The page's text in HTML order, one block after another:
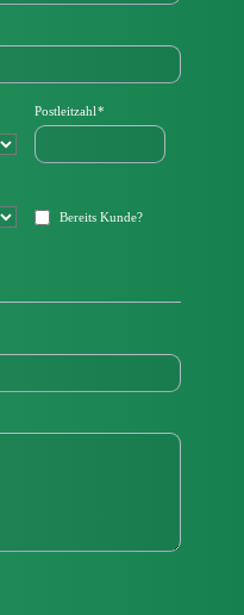
Pflichtfeld
Postleitzahl *
Bereits Kunde?